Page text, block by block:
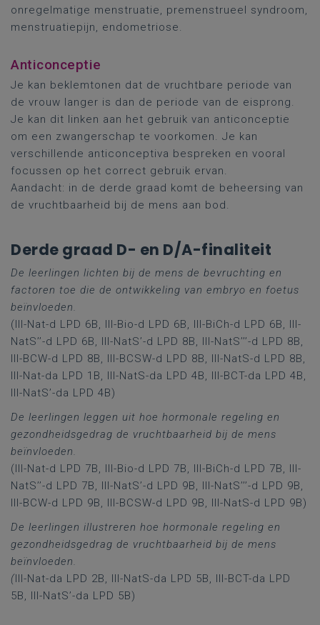
onregelmatige menstruatie, premenstrueel syndroom,
menstruatiepijn, endometriose.
Anticonceptie
Je kan beklemtonen dat de vruchtbare periode van
de vrouw langer is dan de periode van de eisprong.
Je kan dit linken aan het gebruik van anticonceptie
om een zwangerschap te voorkomen. Je kan
verschillende anticonceptiva bespreken en vooral
focussen op het correct gebruik ervan.
Aandacht: in de derde graad komt de beheersing van
de vruchtbaarheid bij de mens aan bod.
Derde graad D- en D/A-finaliteit
De leerlingen lichten bij de mens de bevruchting en
factoren toe die de ontwikkeling van embryo en foetus
beïnvloeden.
(III-Nat-d LPD 6B, III-Bio-d LPD 6B, III-BiCh-d LPD 6B, III-
NatS’’-d LPD 6B, III-NatS’-d LPD 8B, III-NatS’’’-d LPD 8B,
III-BCW-d LPD 8B, III-BCSW-d LPD 8B, III-NatS-d LPD 8B,
III-Nat-da LPD 1B, III-NatS-da LPD 4B, III-BCT-da LPD 4B,
III-NatS’-da LPD 4B)
De leerlingen leggen uit hoe hormonale regeling en
gezondheidsgedrag de vruchtbaarheid bij de mens
beïnvloeden.
(III-Nat-d LPD 7B, III-Bio-d LPD 7B, III-BiCh-d LPD 7B, III-
NatS’’-d LPD 7B, III-NatS’-d LPD 9B, III-NatS’’’-d LPD 9B,
III-BCW-d LPD 9B, III-BCSW-d LPD 9B, III-NatS-d LPD 9B)
De leerlingen illustreren hoe hormonale regeling en
gezondheidsgedrag de vruchtbaarheid bij de mens
beïnvloeden.
(III-Nat-da LPD 2B, III-NatS-da LPD 5B, III-BCT-da LPD
5B, III-NatS’-da LPD 5B)